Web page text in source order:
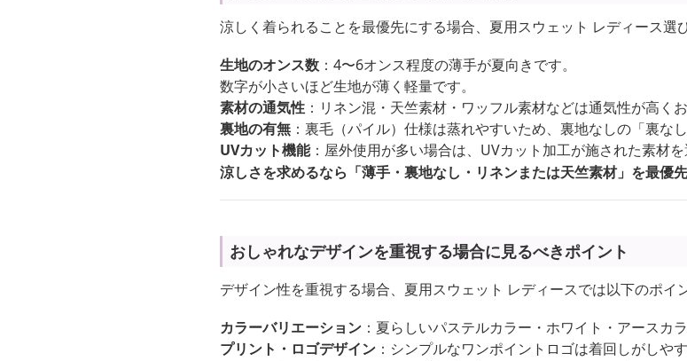
涼しく着られることを最優先にする場合、夏用スウェット レディース選
生地のオンス数 ：4〜6オンス程度の薄手が夏向きです。
数字が小さいほど生地が薄く軽量です。
素材の通気性 ：リネン混・天竺素材・ワッフル素材などは通気性が高くお
裏地の有無 ：裏毛（パイル）仕様は蒸れやすいため、裏地なしの「裏な
UVカット機能：屋外使用が多い場合は、UVカット加工が施された素材を
涼しさを求めるなら「薄手・裏地なし・リネンまたは天竺素材」を最優
おしゃれなデザインを重視する場合に見るべきポイント
デザイン性を重視する場合、夏用スウェット レディースでは以下のポイ
カラーバリエーション ：夏らしいパステルカラー・ホワイト・アースカ
プリント・ロゴデザイン ：シンプルなワンポイントロゴは着回しがしや